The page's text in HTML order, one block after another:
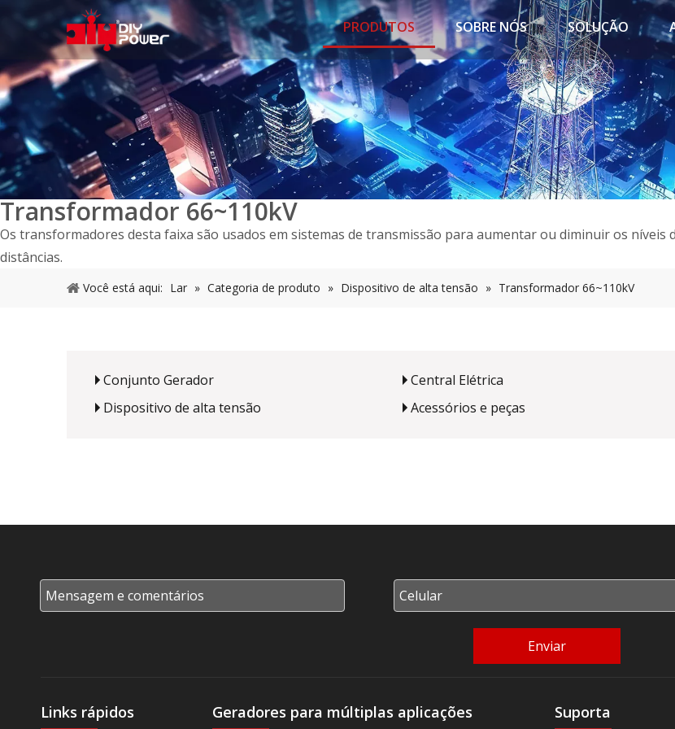
PRODUTOS SOBRE NÓS SOLUÇÃO
Transformador 66~110kV
Os transformadores desta faixa são usados ​​em sistemas de transmissão para aumentar ou diminuir os
distâncias.
Você está aqui: Lar » Categoria de produto » Dispositivo de alta tensão » Transformador 66~110kV
Conjunto Gerador Central Elétrica
Dispositivo de alta tensão
Acessórios e peças
Enviar
Links rápidos Geradores para múltiplas aplicações Suporta